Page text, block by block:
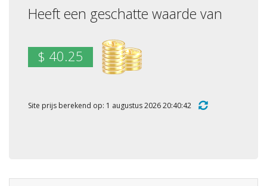
Heeft een geschatte waarde van
$ 40.25
Site prijs berekend op: 1 augustus 2026 20:40:42